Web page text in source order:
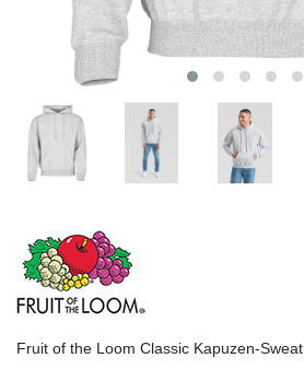
Fruit of the Loom Classic Kapuzen-Sweat